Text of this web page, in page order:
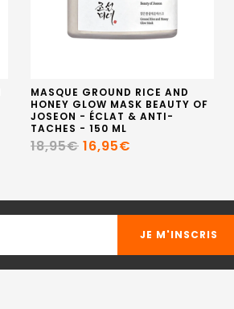
MASQUE GROUND RICE AND
HONEY GLOW MASK BEAUTY OF
JOSEON - ÉCLAT & ANTI-
TACHES - 150 ML
18,95€ 16,95€